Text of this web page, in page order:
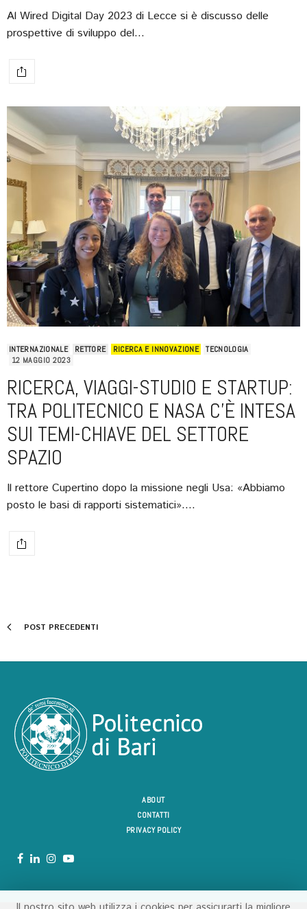
Al Wired Digital Day 2023 di Lecce si è discusso delle
prospettive di sviluppo del…
INTERNAZIONALE RETTORE RICERCA E INNOVAZIONE
TECNOLOGIA
12 MAGGIO 2023
RICERCA, VIAGGI-STUDIO E STARTUP:
TRA POLITECNICO E NASA C’È INTESA
SUI TEMI-CHIAVE DEL SETTORE
SPAZIO
Il rettore Cupertino dopo la missione negli Usa: «Abbiamo
posto le basi di rapporti sistematici».…
POST PRECEDENTI
ABOUT
CONTATTI
PRIVACY POLICY